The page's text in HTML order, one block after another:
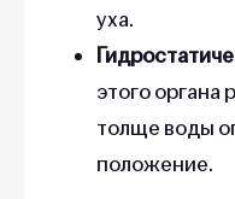
уха.
этого органа
толще воды
положение.